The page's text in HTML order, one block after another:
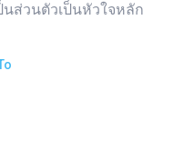
ส่วนตัวเป็นหัวใจหลัก